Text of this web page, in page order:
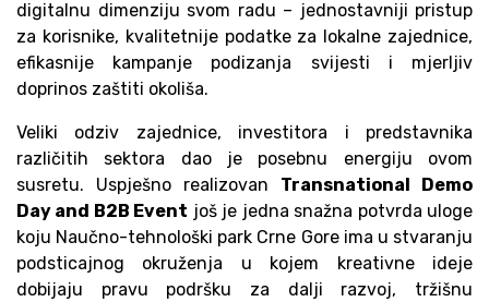
digitalnu dimenziju svom radu – jednostavniji pristup
za korisnike, kvalitetnije podatke za lokalne zajednice,
efikasnije kampanje podizanja svijesti i mjerljiv
doprinos zaštiti okoliša.
Veliki odziv zajednice, investitora i predstavnika
različitih sektora dao je posebnu energiju ovom
susretu. Uspješno realizovan Transnational Demo
Day and B2B Event još je jedna snažna potvrda uloge
koju Naučno-tehnološki park Crne Gore ima u stvaranju
podsticajnog okruženja u kojem kreativne ideje
dobijaju pravu podršku za dalji razvoj, tržišnu